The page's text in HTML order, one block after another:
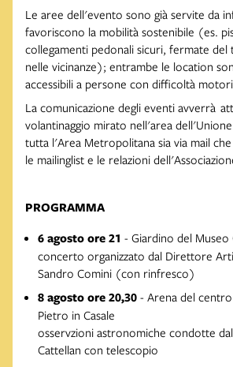
Le aree dell'evento sono già servite da
favoriscono la mobilità sostenibile (es.
collegamenti pedonali sicuri, fermate
nelle vicinanze); entrambe le location
accessibili a persone con difficoltà
La comunicazione degli eventi avverrà
volantinaggio mirato nell'area
tutta l'Area Metropolitana sia via mail
le mailinglist e le relazioni
PROGRAMMA
6 agosto ore 21 - Giardino del Museo
concerto organizzato dal Direttore
Sandro Comini (con rinfresco)
8 agosto ore 20,30 - Arena del
Pietro in Casale
osservzioni astronomiche condotte
Cattellan con telescopio